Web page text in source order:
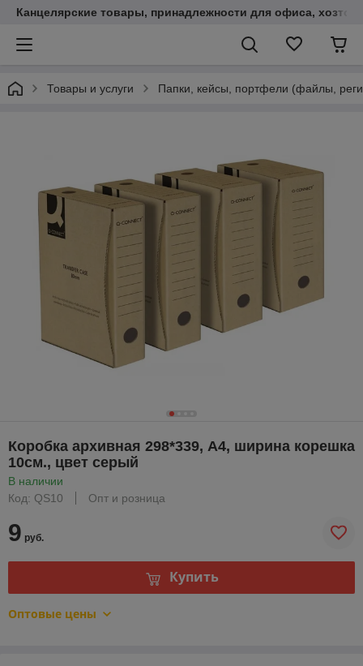
Канцелярские товары, принадлежности для офиса,
Товары и услуги Папки, кейсы, портфели (файлы,
Коробка архивная 298*339, А4, ширина корешка
10см., цвет серый
В наличии
Код: QS10
Опт и розница
9 руб.
Купить
Оптовые цены